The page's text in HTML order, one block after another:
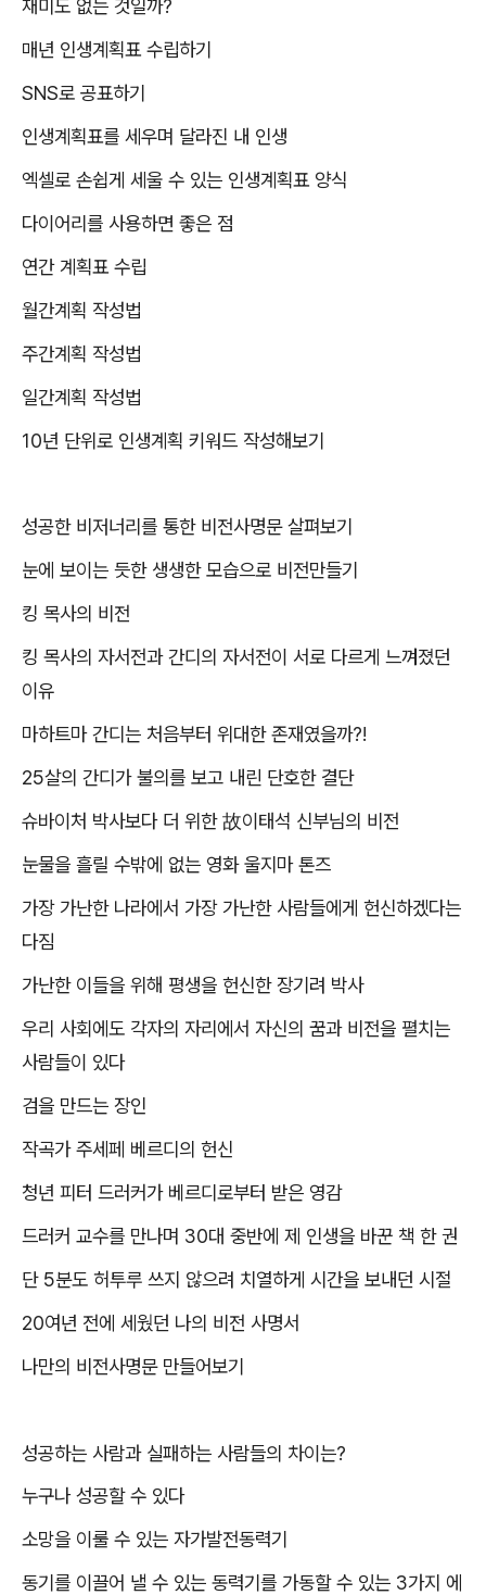
재미도 없는 것일까?
매년 인생계획표 수립하기
SNS로 공표하기
인생계획표를 세우며 달라진 내 인생
엑셀로 손쉽게 세울 수 있는 인생계획표 양식
다이어리를 사용하면 좋은 점
연간 계획표 수립
월간계획 작성법
주간계획 작성법
일간계획 작성법
10년 단위로 인생계획 키워드 작성해보기
성공한 비저너리를 통한 비전사명문 살펴보기
눈에 보이는 듯한 생생한 모습으로 비전만들기
킹 목사의 비전
킹 목사의 자서전과 간디의 자서전이 서로 다르게 느껴졌던
이유
마하트마 간디는 처음부터 위대한 존재였을까?!
25살의 간디가 불의를 보고 내린 단호한 결단
슈바이처 박사보다 더 위한故이태석 신부님의 비전
눈물을 흘릴 수밖에 없는 영화 울지마 톤즈
가장 가난한 나라에서 가장 가난한 사람들에게 헌신하겠다는
다짐
가난한 이들을 위해 평생을 헌신한 장기려 박사
우리 사회에도 각자의 자리에서 자신의 꿈과 비전을 펼치는
사람들이 있다
검을 만드는 장인
작곡가 주세페 베르디의 헌신
청년 피터 드러커가 베르디로부터 받은 영감
드러커 교수를 만나며 30대 중반에 제 인생을 바꾼 책 한 권
단 5분도 허투루 쓰지 않으려 치열하게 시간을 보내던 시절
20여년 전에 세웠던 나의 비전 사명서
나만의 비전사명문 만들어보기
성공하는 사람과 실패하는 사람들의 차이는?
누구나 성공할 수 있다
소망을 이룰 수 있는 자가발전동력기
동기를 이끌어 낼 수 있는 동력기를 가동할 수 있는 3가지 에